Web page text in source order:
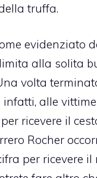
truffa.
evidenziato
alla solita
volta
alle
ricevere il
Rocher
per ricevere il